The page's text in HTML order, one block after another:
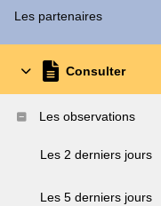
Les partenaires
Consulter
Les observations
Les 2 derniers jours
Les 5 derniers jours